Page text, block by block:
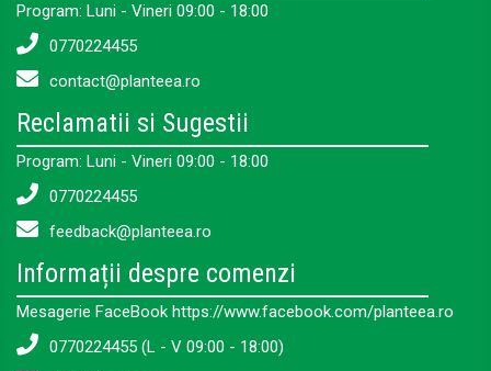
Program: Luni - Vineri 09:00 - 18:00
0770224455
contact@planteea.ro
Reclamatii si Sugestii
Program: Luni - Vineri 09:00 - 18:00
0770224455
feedback@planteea.ro
Informații despre comenzi
Mesagerie FaceBook https://www.facebook.com/planteea.ro
0770224455 (L - V 09:00 - 18:00)